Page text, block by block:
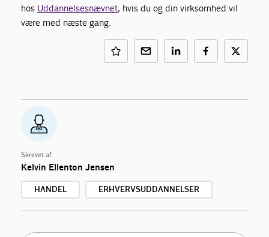
hos Uddannelsesnævnet, hvis du og din virksomhed vil
være med næste gang.
Skrevet af:
Kelvin Ellenton Jensen
HANDEL ERHVERVSUDDANNELSER